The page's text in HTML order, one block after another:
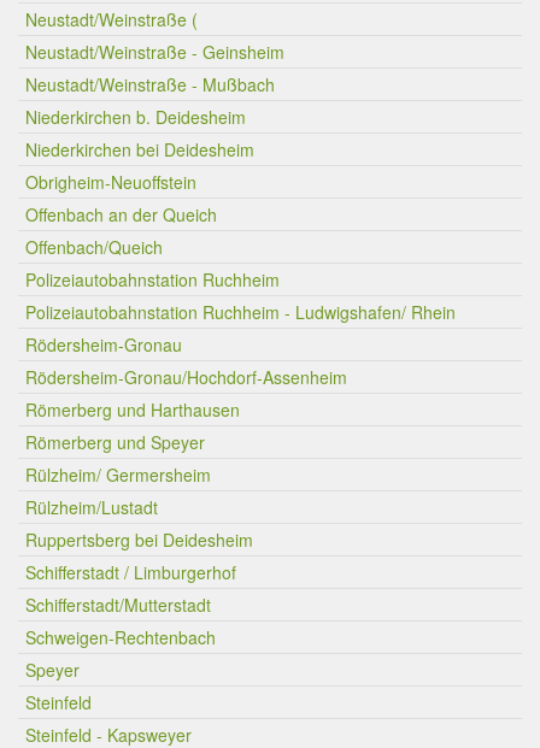
Neustadt/Weinstraße (
Neustadt/Weinstraße - Geinsheim
Neustadt/Weinstraße - Mußbach
Niederkirchen b. Deidesheim
Niederkirchen bei Deidesheim
Obrigheim-Neuoffstein
Offenbach an der Queich
Offenbach/Queich
Polizeiautobahnstation Ruchheim
Polizeiautobahnstation Ruchheim - Ludwigshafen/ Rhein
Rödersheim-Gronau
Rödersheim-Gronau/Hochdorf-Assenheim
Römerberg und Harthausen
Römerberg und Speyer
Rülzheim/ Germersheim
Rülzheim/Lustadt
Ruppertsberg bei Deidesheim
Schifferstadt / Limburgerhof
Schifferstadt/Mutterstadt
Schweigen-Rechtenbach
Speyer
Steinfeld
Steinfeld - Kapsweyer